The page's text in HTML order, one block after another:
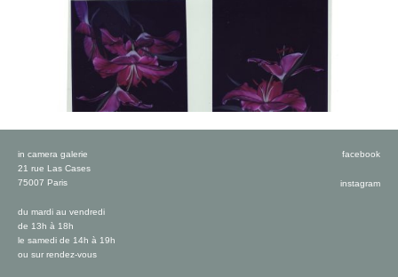
in camera galerie
21 rue Las Cases
75007 Paris
du mardi au vendredi
de 13h à 18h
le samedi de 14h à 19h
ou sur rendez-vous
facebook
instagram